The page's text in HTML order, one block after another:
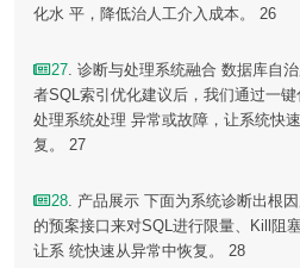
化水 平，降低治人工介入成本。 26
27. 诊断与处理系统融合 数据库自
者SQL索引优化建议后，我们通过一
处理系统处理 异常或故障，让系统快
复。 27
28. 产品展示 下面为系统诊断出根
的预案接口来对SQL进行限量、Kill阻
让系 统快速从异常中恢复。 28